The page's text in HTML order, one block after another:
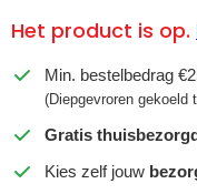
Het product is op.
Min. bestelbedrag
(Diepgevroren gekoeld
Gratis
Kies zelf jouw